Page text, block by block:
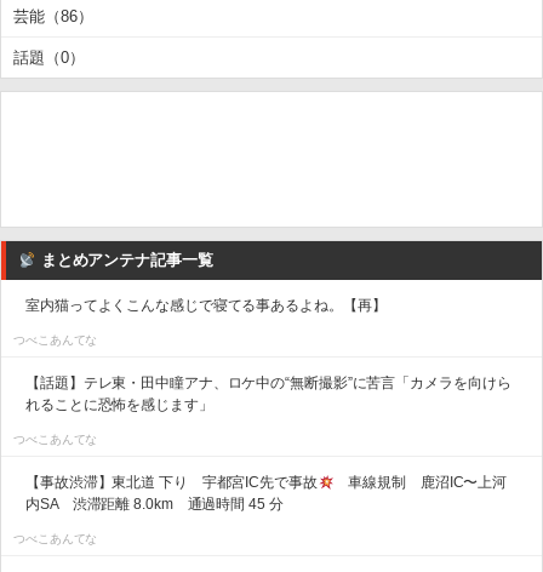
芸能（86）
話題（0）
まとめアンテナ記事一覧
室内猫ってよくこんな感じで寝てる事あるよね。【再】
つべこあんてな
【話題】テレ東・田中瞳アナ、ロケ中の“無断撮影”に苦言「カメラを向けら
れることに恐怖を感じます」
つべこあんてな
【事故渋滞】東北道 下り 宇都宮IC先で事故
車線規制 鹿沼IC〜上河
内SA 渋滞距離 8.0km 通過時間 45 分
つべこあんてな